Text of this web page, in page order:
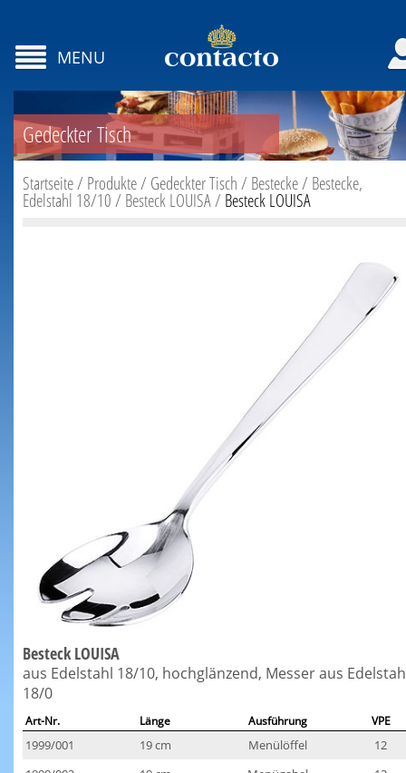
MENU
Gedeckter Tisch
Startseite/ Produkte/ Gedeckter Tisch/ Bestecke/ Bestecke,
Edelstahl 18/10/ Besteck LOUISA/ Besteck LOUISA
Besteck LOUISA
aus Edelstahl 18/10, hochglänzend, Messer aus
18/0
Art-Nr. Länge Ausführung VPE
1999/001 19 cm Menülöffel
12